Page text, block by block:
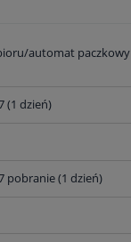
automat paczkowy
(1 dzień)
pobranie (1 dzień)